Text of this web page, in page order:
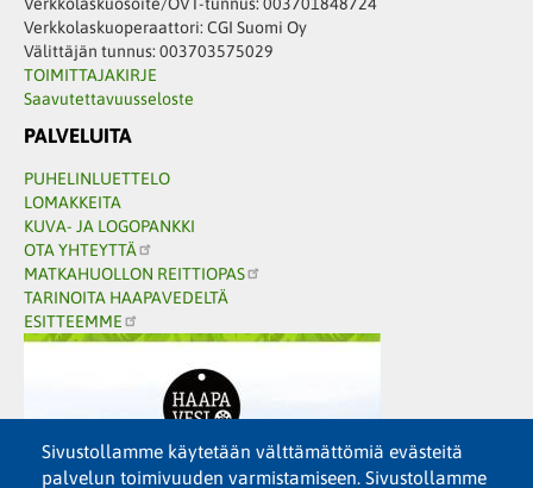
Sivustollamme käytetään välttämättömiä evästeitä
palvelun toimivuuden varmistamiseen. Sivustollamme
Verkkolaskuoperaattori: CGI Suomi Oy
Välittäjän tunnus: 003703575029
TOIMITTAJAKIRJE
Saavutettavuusseloste
PALVELUITA
PUHELINLUETTELO
LOMAKKEITA
KUVA- JA LOGOPANKKI
OTA YHTEYTTÄ
MATKAHUOLLON REITTIOPAS
TARINOITA HAAPAVEDELTÄ
ESITTEEMME